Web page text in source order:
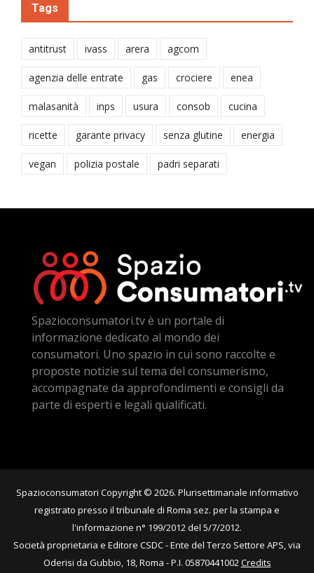
Tags
antitrust ivass arera agcom
agenzia delle entrate gas crociere enea
malasanità inps usura consob cucina
ricette garante privacy senza glutine energia
vegan polizia postale padri separati
Spazioconsumatori.tv è un portale di
informazione dedicato al mondo dei
consumatori. Uno spazio in cui sono raccolte e
proposte notizie sul tema del consumerismo,
accompagnate da approfondimenti e consigli da
parte di esperti e legali qualificati.
Spazioconsumatori Copyright © 2026. Plurisettimanale informativo
registrato presso il tribunale di Roma sez. per la stampa e
l'informazione n° 199/2012 del 5/7/2012.
Società proprietaria e Editore CSDC - Ente del Terzo Settore APS, via
Oderisi da Gubbio, 18, Roma - P.I. 05870441002Credits